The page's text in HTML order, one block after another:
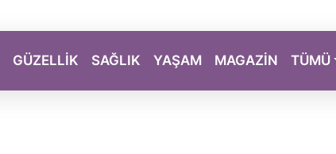
GÜZELLİK SAĞLIK YAŞAM MAGAZİN TÜMÜ